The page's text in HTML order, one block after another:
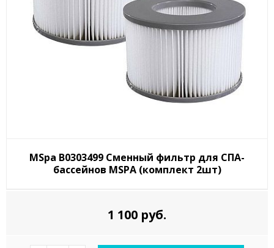
MSpa B0303499 Сменный фильтр для СПА-
бассейнов MSPA (комплект 2шт)
1 100 руб.